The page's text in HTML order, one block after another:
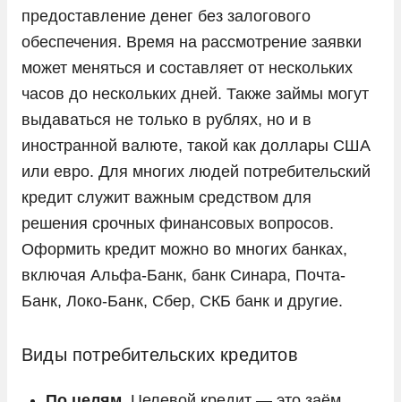
предоставление денег без залогового
обеспечения. Время на рассмотрение заявки
может меняться и составляет от нескольких
часов до нескольких дней. Также займы могут
выдаваться не только в рублях, но и в
иностранной валюте, такой как доллары США
или евро. Для многих людей потребительский
кредит служит важным средством для
решения срочных финансовых вопросов.
Оформить кредит можно во многих банках,
включая Альфа-Банк, банк Синара, Почта-
Банк, Локо-Банк, Сбер, СКБ банк и другие.
Виды потребительских кредитов